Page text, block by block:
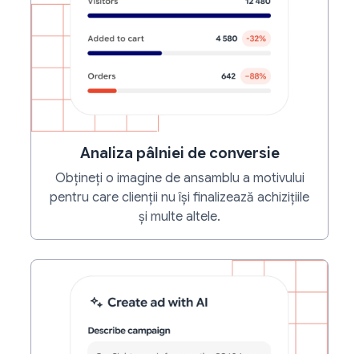
Analiza pâlniei de conversie
Obțineți o imagine de ansamblu a motivului
pentru care clienții nu își finalizează achizițiile
și multe altele.